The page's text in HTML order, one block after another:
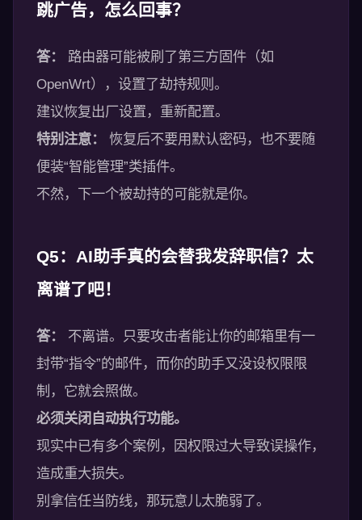
跳广告，怎么回事？
答：
路由器可能被刷了第三方固件（如
OpenWrt），设置了劫持规则。
建议恢复出厂设置，重新配置。
特别注意：
恢复后不要用默认密码，也不要随
便装“智能管理”类插件。
不然，下一个被劫持的可能就是你。
Q5：AI助手真的会替我发辞职信？太
离谱了吧！
答：
不离谱。只要攻击者能让你的邮箱里有一
封带“指令”的邮件，而你的助手又没设权限限
制，它就会照做。
必须关闭自动执行功能。
现实中已有多个案例，因权限过大导致误操作，
造成重大损失。
别拿信任当防线，那玩意儿太脆弱了。